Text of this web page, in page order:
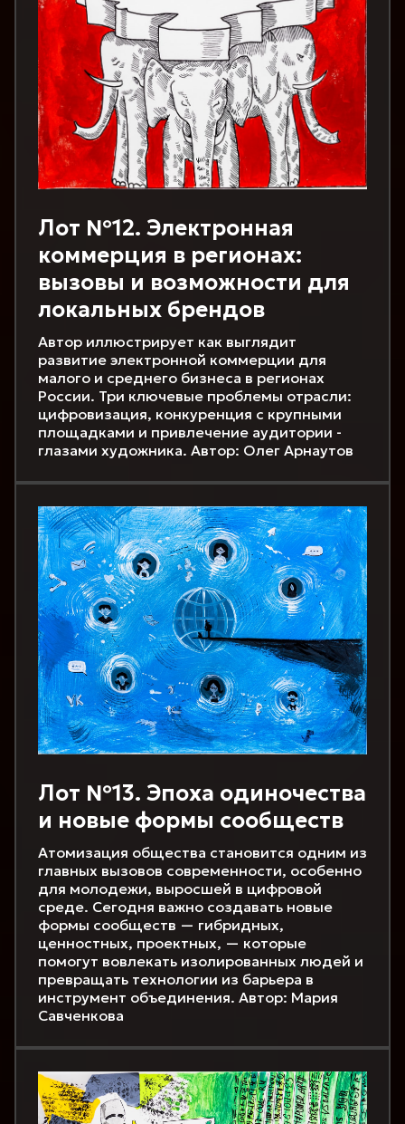
Лот №12. Электронная
коммерция в регионах:
вызовы и возможности для
локальных брендов
Автор иллюстрирует как выглядит
развитие электронной коммерции для
малого и среднего бизнеса в регионах
России. Три ключевые проблемы отрасли:
цифровизация, конкуренция с крупными
площадками и привлечение аудитории -
глазами художника. Автор: Олег Арнаутов
Лот №13. Эпоха одиночества
и новые формы сообществ
Атомизация общества становится одним из
главных вызовов современности, особенно
для молодежи, выросшей в цифровой
среде. Сегодня важно создавать новые
формы сообществ — гибридных,
ценностных, проектных, — которые
помогут вовлекать изолированных людей и
превращать технологии из барьера в
инструмент объединения. Автор: Мария
Савченкова